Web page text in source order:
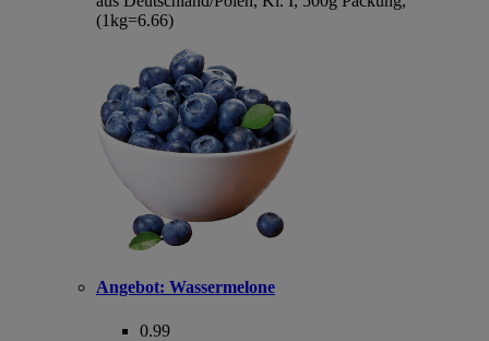
(1kg=6.66)
Angebot: Wassermelone
0.99